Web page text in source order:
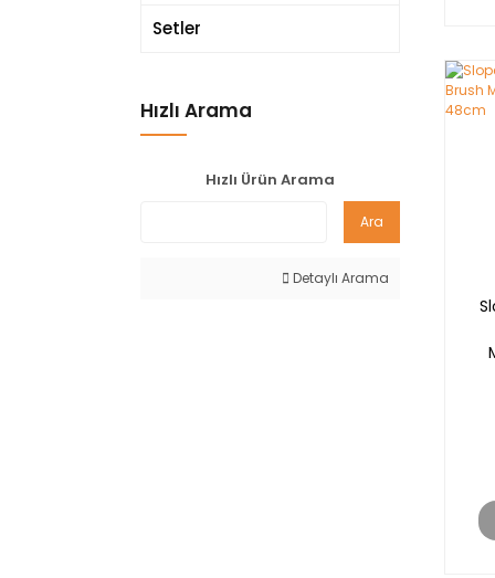
Setler
Hızlı Arama
Hızlı Ürün Arama
Ara
Detaylı Arama